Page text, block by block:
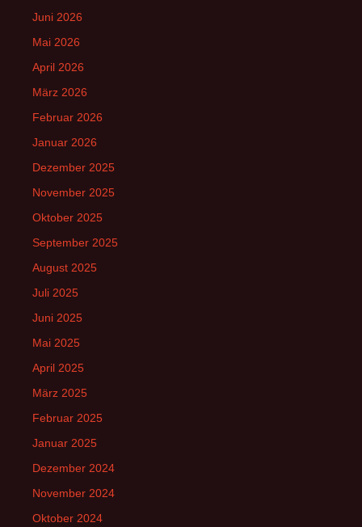
Juni 2026
Mai 2026
April 2026
März 2026
Februar 2026
Januar 2026
Dezember 2025
November 2025
Oktober 2025
September 2025
August 2025
Juli 2025
Juni 2025
Mai 2025
April 2025
März 2025
Februar 2025
Januar 2025
Dezember 2024
November 2024
Oktober 2024